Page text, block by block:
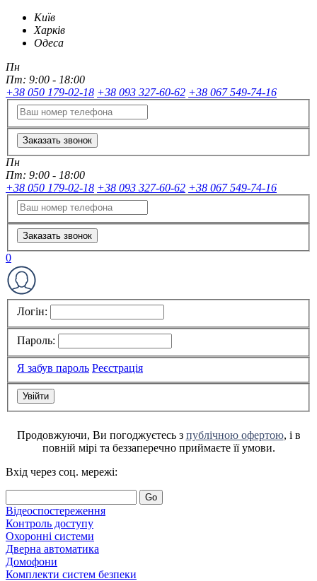
Київ
Харків
Одеса
Пн
Пт: 9:00 - 18:00
+38 050 179-02-18 +38 093 327-60-62 +38 067 549-74-16
Заказать звонок
Пн
Пт: 9:00 - 18:00
+38 050 179-02-18 +38 093 327-60-62 +38 067 549-74-16
Заказать звонок
0
Логін:
Пароль:
Я забув пароль Реєстрація
Продовжуючи, Ви погоджуєтесь з публічною офертою, і в
повній мірі та беззаперечно приймаєте її умови.
Вхід через соц. мережі:
Go
Відеоспостереження
Контроль доступу
Охоронні системи
Дверна автоматика
Домофони
Комплекти систем безпеки